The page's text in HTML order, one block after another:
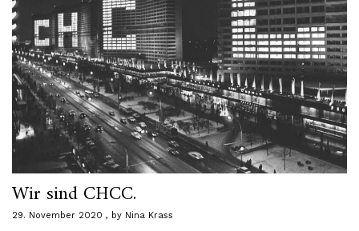
Wir sind CHCC.
29. November 2020 by Nina Krass